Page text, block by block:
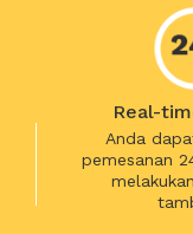
Real-
Anda
pemesanan